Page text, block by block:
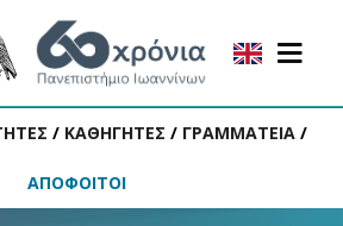
/ ΚΑΘΗΓΗΤΕΣ / ΓΡΑΜΜΑΤΕΙΑ /
ΑΠΟΦΟΙΤΟΙ